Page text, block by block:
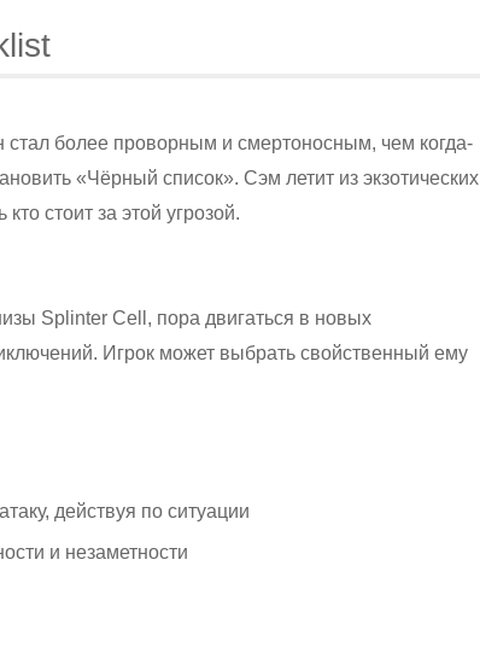
стал более проворным и смертоносным, чем когда-
«Чёрный список». Сэм летит из экзотических
стоит за этой угрозой.
Splinter Cell, пора двигаться в новых
Игрок может выбрать свойственный ему
действуя по ситуации
и незаметности